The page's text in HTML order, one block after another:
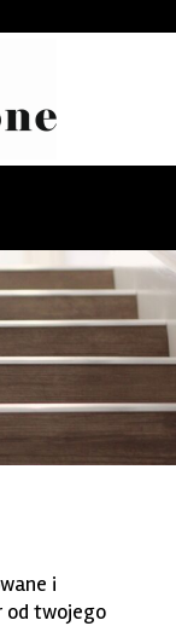
i
od twojego